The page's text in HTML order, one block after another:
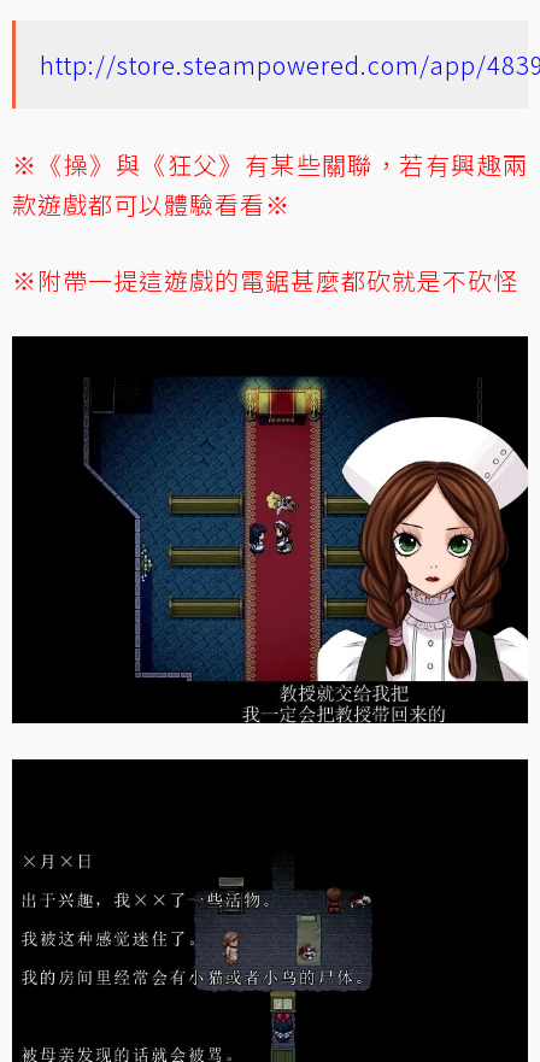
http://store.steampowered.com/app/
※《操》與《狂父》有某些關聯，若有興趣兩
款遊戲都可以體驗看看※
※附帶一提這遊戲的電鋸甚麼都砍就是不砍怪